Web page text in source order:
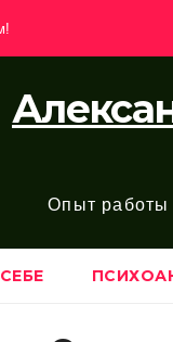
Опыт работы